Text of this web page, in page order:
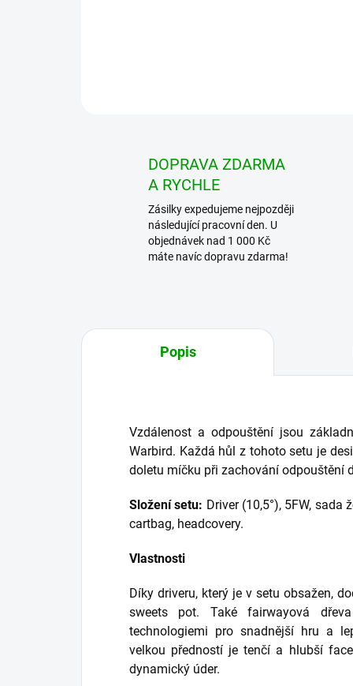
DOPRAVA ZDARMA
A RYCHLE
Zásilky expedujeme nejpozději
následující pracovní den. U
objednávek nad 1 000 Kč
máte navíc dopravu zdarma!
Popis
Vzdálenost a odpouštění jsou
Warbird. Každá hůl z tohoto setu je
doletu míčku při zachování odpouštění
Složení setu: Driver (10,5°), 5FW, sada
cartbag, headcovery.
Vlastnosti
Díky driveru, který je v setu obsažen,
sweets pot. Také fairwayová
technologiemi pro snadnější hru a
velkou předností je tenčí a hlubší
dynamický úder.